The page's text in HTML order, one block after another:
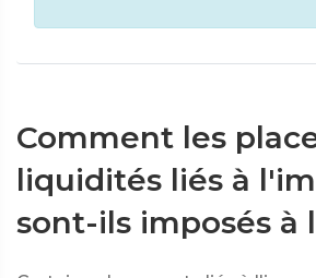
Comment les
liquidités liés à
sont-ils imposés à